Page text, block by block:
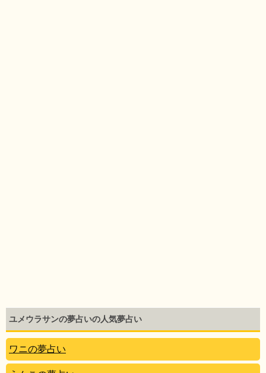
ユメウラサンの夢占いの人気夢占い
ワニの夢占い